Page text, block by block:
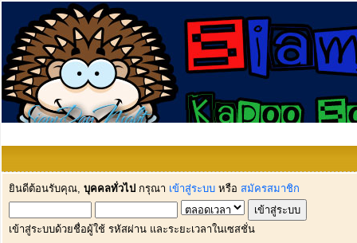
ยินดีต้อนรับคุณ, บุคคลทั่วไป กรุณา เข้าสู่ระบบ หรือ สมัครสมาชิก
เข้าสู่ระบบด้วยชื่อผู้ใช้ รหัสผ่าน และระยะเวลาในเซสชั่น